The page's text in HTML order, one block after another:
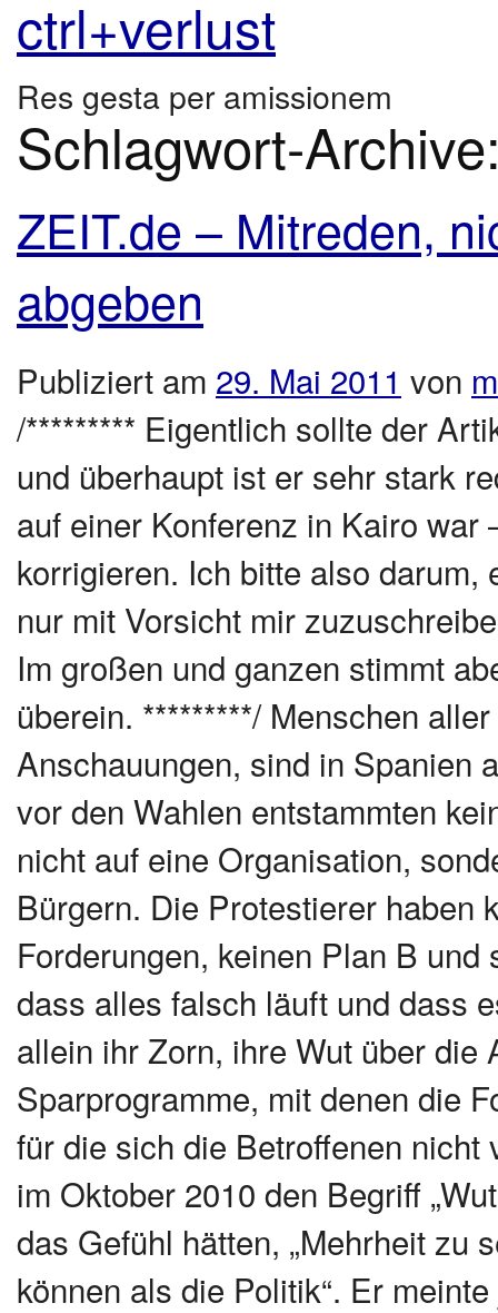
ctrl+verlust
Res gesta per amissionem
Schlagwort-
ZEIT.de – Mitreden,
abgeben
Publiziert am 29. Mai 2011 von
/********* Eigentlich sollte der
und überhaupt ist er sehr stark
auf einer Konferenz in Kairo
korrigieren. Ich bitte also
nur mit Vorsicht mir
Im großen und ganzen stimmt
überein. *********/ Menschen
Anschauungen, sind in Spanien
vor den Wahlen entstammten
nicht auf eine Organisation,
Bürgern. Die Protestierer haben
Forderungen, keinen Plan B
dass alles falsch läuft und dass
allein ihr Zorn, ihre Wut über
Sparprogramme, mit denen die
für die sich die Betroffenen
im Oktober 2010 den Begriff
das Gefühl hätten, „Mehrheit zu
können als die Politik“. Er